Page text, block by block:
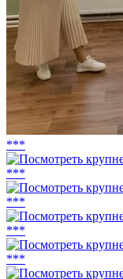
***
***
***
***
***